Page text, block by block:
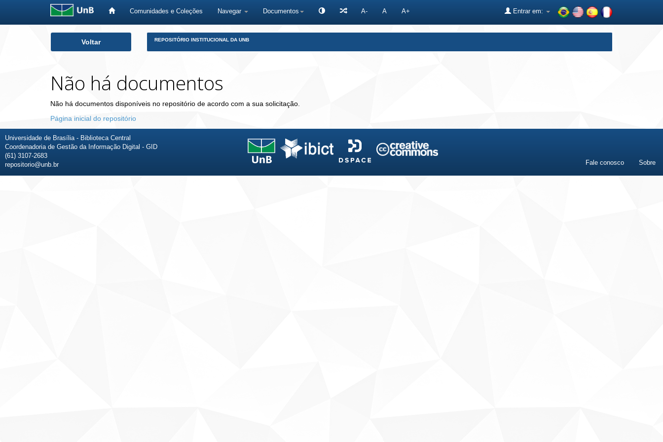
Comunidades e Coleções Navegar Documentos A- A A+ Entrar em:
Voltar REPOSITÓRIO INSTITUCIONAL DA UNB
Não há documentos
Não há documentos disponíveis no repositório de acordo com a sua solicitação.
Página inicial do repositório
Universidade de Brasília - Biblioteca Central
Coordenadoria de Gestão da Informação Digital - GID
(61) 3107-2683
repositorio@unb.br
Fale conosco Sobre